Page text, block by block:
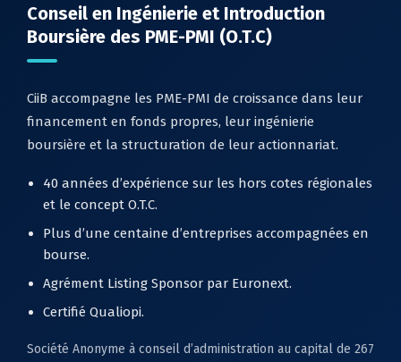
Conseil en Ingénierie et Introduction
Boursière des PME-PMI (O.T.C)
CiiB accompagne les PME-PMI de croissance dans leur
financement en fonds propres, leur ingénierie
boursière et la structuration de leur actionnariat.
40 années d’expérience sur les hors cotes régionales
et le concept O.T.C.
Plus d’une centaine d’entreprises accompagnées en
bourse.
Agrément Listing Sponsor par Euronext.
Certifié Qualiopi.
Société Anonyme à conseil d’administration au capital de 267